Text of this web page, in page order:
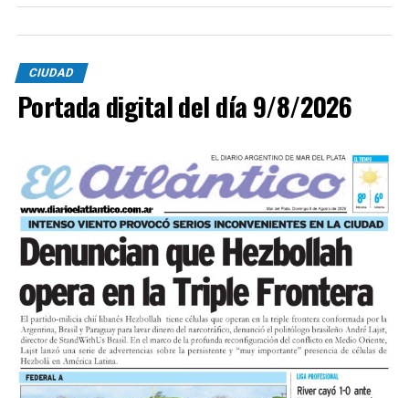
CIUDAD
Portada digital del día 9/8/2026